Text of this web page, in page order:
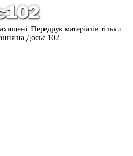
Передрук матеріалів тільки
на Досьє 102